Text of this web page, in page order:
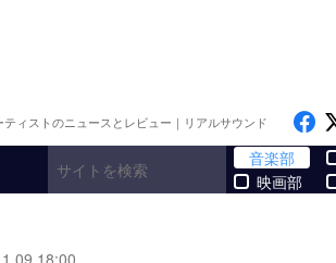
ティストのニュースとレビュー｜リアルサウンド
音楽部
映画部
18:00